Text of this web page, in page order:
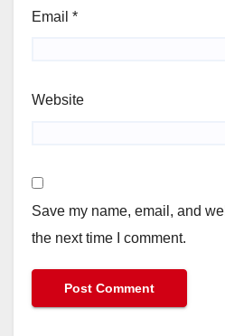
Email *
Website
Save my name, email, and
the next time I comment.